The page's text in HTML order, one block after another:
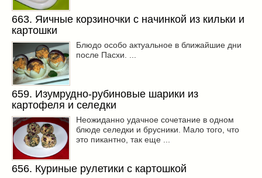
663. Яичные корзиночки с начинкой из кильки и
картошки
Блюдо особо актуальное в ближайшие дни
после Пасхи. ...
659. Изумрудно-рубиновые шарики из
картофеля и селедки
Неожиданно удачное сочетание в одном
блюде селедки и брусники. Мало того, что
это пикантно, так еще ...
656. Куриные рулетики с картошкой